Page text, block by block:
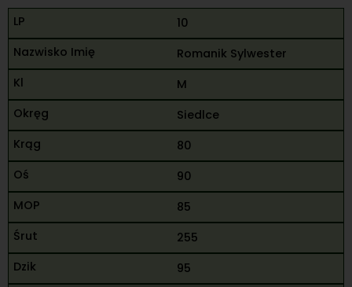
10
Romanik Sylwester
M
Siedlce
80
90
85
255
95